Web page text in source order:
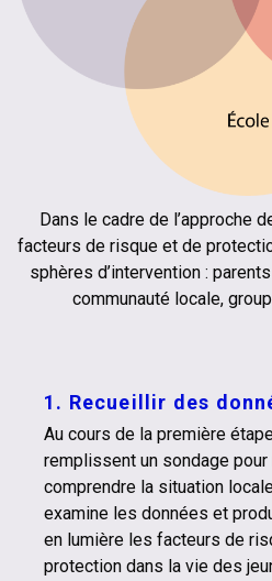
Dans le cadre de l’approche
facteurs de risque et de
sphères d’intervention :
communauté locale,
1. Recueillir des
Au cours de la première
remplissent un sondage pour
comprendre la situation
examine les données et
en lumière les facteurs de
protection dans la vie des